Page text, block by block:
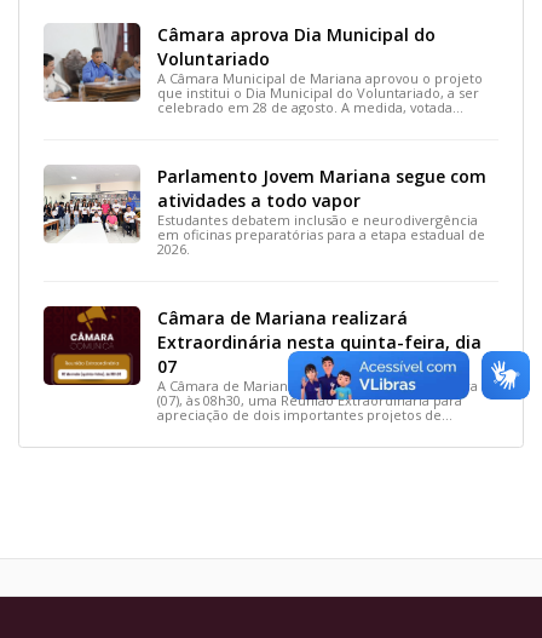
Câmara aprova Dia Municipal do
Voluntariado
A Câmara Municipal de Mariana aprovou o projeto
que institui o Dia Municipal do Voluntariado, a ser
celebrado em 28 de agosto. A medida, votada
Parlamento Jovem Mariana segue com
atividades a todo vapor
Estudantes debatem inclusão e neurodivergência
em oficinas preparatórias para a etapa estadual de
2026.
Câmara de Mariana realizará
Extraordinária nesta quinta-feira, dia
07
A Câmara de Mariana realizará, nesta quinta-feira
(07), às 08h30, uma Reunião Extraordinária para
apreciação de dois importantes projetos de
interesse do município.